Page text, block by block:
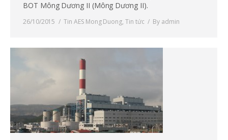
BOT Mông Dương II (Mông Dương II).
26/10/2015 Tin AES Mong Duong, Tin tức By admin